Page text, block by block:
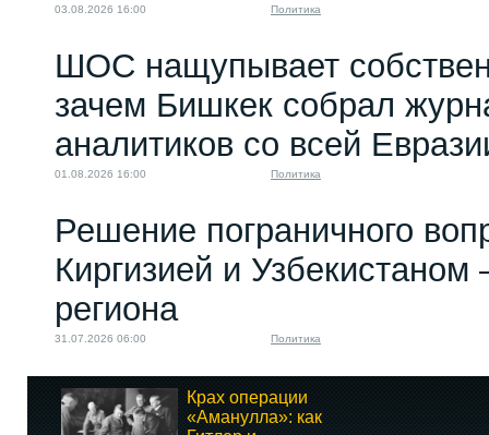
03.08.2026 16:00 Политика
ШОС нащупывает
зачем Бишкек собрал
аналитиков со всей
01.08.2026 16:00 Политика
Решение пограничного
Киргизией и Узбекистаном
региона
31.07.2026 06:00 Политика
Крах операции
«Аманулла»: как